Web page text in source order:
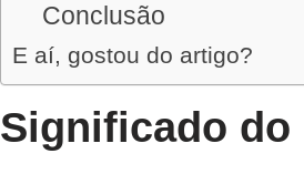
Conclusão
E aí, gostou do artigo?
Significado do